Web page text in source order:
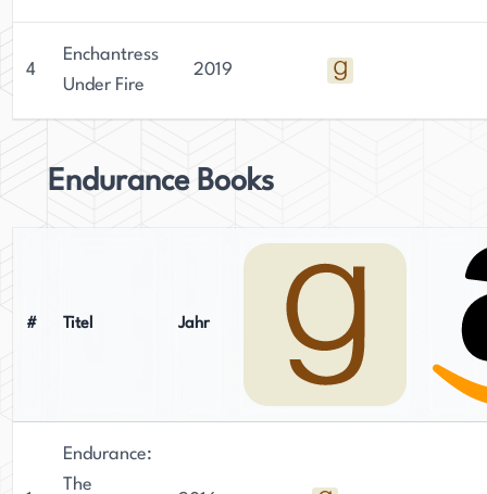
4
Enchantress
Under Fire
2019
Endurance Books
# Titel Jahr
Endurance:
The